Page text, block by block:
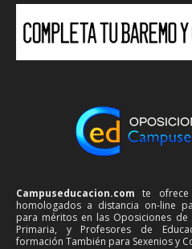
Campuseducacion.com te
homologados a distancia on-line
para méritos en las Oposiciones de
Primaria, y Profesores de
formación También para Sexenios y